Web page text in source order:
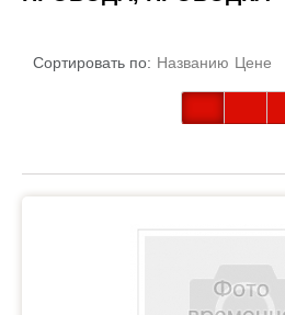
Сортировать по: Названию Цене